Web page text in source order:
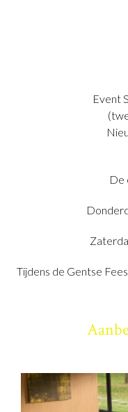
Event
De
Tijdens de Gentse